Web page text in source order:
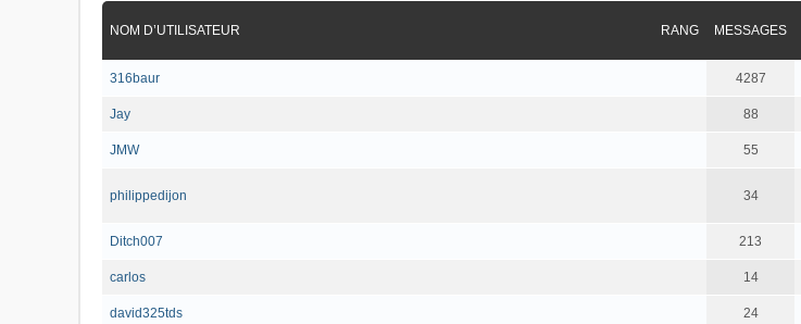
RANG
NOM D’UTILISATEUR MESSAGES
316baur 4287
Jay 88
JMW 55
philippedijon 34
Ditch007 213
carlos 14
david325tds 24